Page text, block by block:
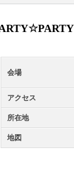
会場
アクセス
所在地
地図